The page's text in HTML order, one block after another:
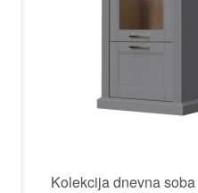
Kolekcija dnevna soba